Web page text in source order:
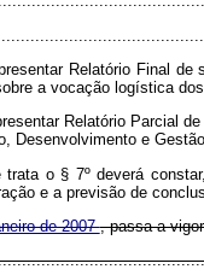
Relatório Final
a vocação logística
Relatório Parcial
Desenvolvimento e
trata o § 7º deverá
e a previsão de
de 2007, passa a